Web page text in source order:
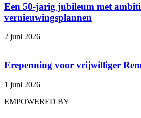
Een 50-jarig jubileum met
vernieuwingsplannen
2 juni 2026
Erepenning voor vrijwilliger
1 juni 2026
EMPOWERED BY